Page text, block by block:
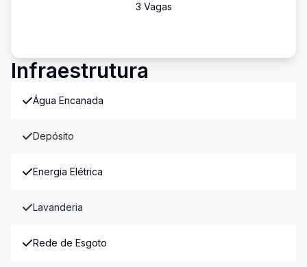
3 Vagas
Infraestrutura
Água Encanada
Depósito
Energia Elétrica
Lavanderia
Rede de Esgoto